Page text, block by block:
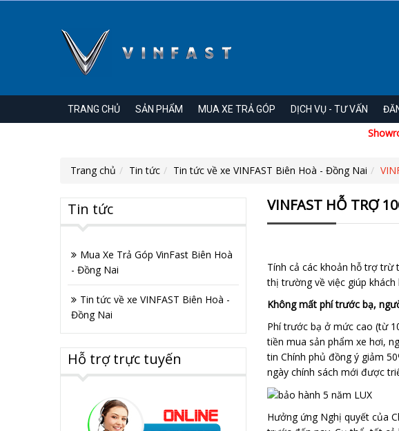
TRANG CHỦ SẢN PHẨM MUA XE TRẢ GÓP DỊCH VỤ - TƯ VẤN
Trang chủ Tin tức Tin tức về xe VINFAST Biên Hoà - Đồng Nai
VINFAST HỖ TRỢ
Tính cả các khoản hỗ trợ trừ
thị trường về việc giúp
Không mất phí trước bạ,
Phí trước bạ ở mức cao (từ
tiền mua sản phẩm xe hơi,
tin Chính phủ đồng ý giảm
ngày chính sách mới được
Hưởng ứng Nghị quyết của
Tin tức
Mua Xe Trả Góp VinFast Biên Hoà
- Đồng Nai
Tin tức về xe VINFAST Biên Hoà -
Đồng Nai
Hỗ trợ trực tuyến